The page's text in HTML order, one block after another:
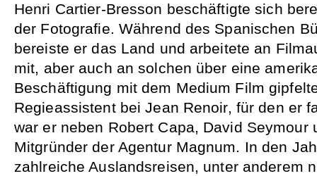
Henri Cartier-Bresson beschäftigte sich
der Fotografie. Während des Spanischen
bereiste er das Land und arbeitete an
mit, aber auch an solchen über eine
Beschäftigung mit dem Medium Film
Regieassistent bei Jean Renoir, für den er
war er neben Robert Capa, David Seymour
Mitgründer der Agentur Magnum. In den
zahlreiche Auslandsreisen, unter anderem